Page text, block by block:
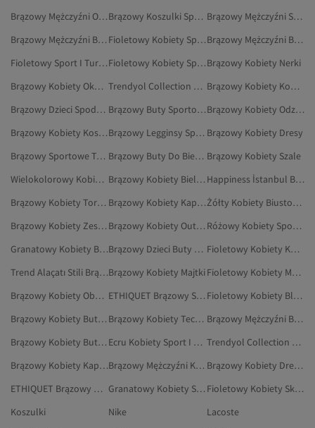
Brązowy Mężczyźni Odzież Sportowa
Brązowy Koszulki Sportowe
Brązowy Mężczyźni Sportowe Spodnie Dresowe
Brązowy Mężczyźni Buty Do Biegania I Treningu
Fioletowy Kobiety Sportowe Spodnie Dresowe
Brązowy Mężczyźni Buty Sportowe
Fioletowy Sport I Turystyka
Fioletowy Kobiety Sportowe Topy Na RamiączkachBrązowy Kobiety Nerki
Brązowy Kobiety Okulary Przeciwsłoneczne
Trendyol Collection Brązowy Biustonosze Sportowe
Brązowy Kobiety Kombinezony
Brązowy Dzieci Spodenki Sportowe
Brązowy Buty Sportowe
Brązowy Kobiety Odzież Outdoorowa
Brązowy Kobiety Koszulki
Brązowy Legginsy Sportowe Brązowy Kobiety Dresy
Brązowy Sportowe Topy Na Ramiączkach
Brązowy Buty Do Biegania I Treningu Brązowy Kobiety Szale
Wielokolorowy Kobiety Sport I Turystyka
Brązowy Kobiety Bielizna I Piżamy
Happiness İstanbul Brązowy Sport I Turystyka
Brązowy Kobiety Tornistry
Brązowy Kobiety Kapcie Domowe
Żółty Kobiety Biustonosze Sportowe
Brązowy Kobiety Zestawy Dresowe
Brązowy Kobiety Outdoor
Różowy Kobiety Sport I Turystyka
Granatowy Kobiety Biustonosze Sportowe
Brązowy Dzieci Buty Sportowe
Fioletowy Kobiety Koszulki Sportowe
Trend Alaçatı Stili Brązowy Sport I TurystykaBrązowy Kobiety Majtki
Fioletowy Kobiety Marynarki Sportowe
Brązowy Kobiety Obuwie
ETHIQUET Brązowy Sport I Turystyka
Fioletowy Kobiety Bluzy Sportowe
Brązowy Kobiety Buty Na Płaskim Obcasie
Brązowy Kobiety Teczki I Kopertówki
Brązowy Mężczyźni Buty Do Chodzenia
Brązowy Kobiety Buty Outdoorowe
Ecru Kobiety Sport I Turystyka
Trendyol Collection Brązowy Marynarki Sportowe
Brązowy Kobiety Kapcie
Brązowy Mężczyźni Klapki Sportowe
Brązowy Kobiety Dresy Ciążowe
ETHIQUET Brązowy Odzież Sportowa
Granatowy Kobiety Sport I Turystyka
Fioletowy Kobiety Skarpety Sportowe
Koszulki
Nike
Lacoste